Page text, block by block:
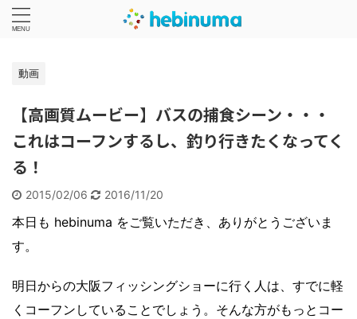
動画
【高画質ムービー】バスの捕食シーン・・・
これはコーフンするし、釣り行きたくなってく
る！
2015/02/06 2016/11/20
本日も hebinuma をご覧いただき、ありがとうございま
す。
明日からの大阪フィッシングショーに行く人は、すでに軽
くコーフンしていることでしょう。そんな方がもっとコー